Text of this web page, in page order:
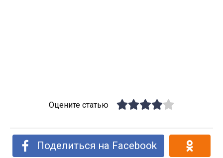
Оцените статью
Поделиться на Facebook